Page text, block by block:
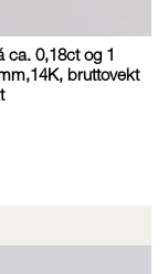
ca. 0,18ct og 1
bruttovekt